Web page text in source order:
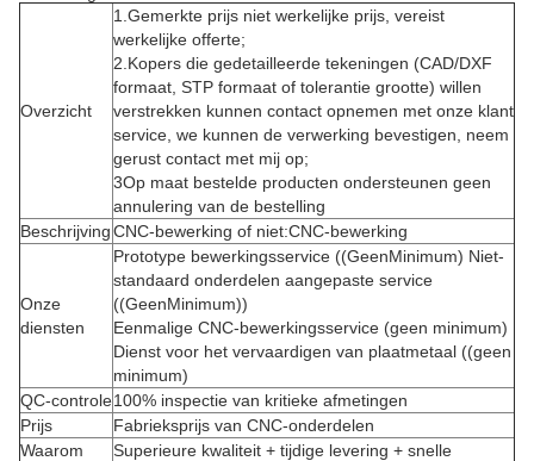
Overzicht
1.Gemerkte prijs niet werkelijke prijs, vereist
werkelijke offerte;
2.Kopers die gedetailleerde tekeningen (CAD/DXF
formaat, STP formaat of tolerantie grootte) willen
verstrekken kunnen contact opnemen met onze klant
service, we kunnen de verwerking bevestigen, neem
gerust contact met mij op;
3Op maat bestelde producten ondersteunen geen
annulering van de bestelling
BeschrijvingCNC-bewerking of niet:CNC-bewerking
Onze
diensten
Prototype bewerkingsservice ((GeenMinimum) Niet-
standaard onderdelen aangepaste service
((GeenMinimum))
Eenmalige CNC-bewerkingsservice (geen minimum)
Dienst voor het vervaardigen van plaatmetaal ((geen
minimum)
QC-controle100% inspectie van kritieke afmetingen
Prijs
Fabrieksprijs van CNC-onderdelen
Waarom
Superieure kwaliteit + tijdige levering + snelle